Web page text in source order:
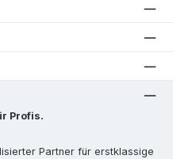
Profis.
Partner für erstklassige